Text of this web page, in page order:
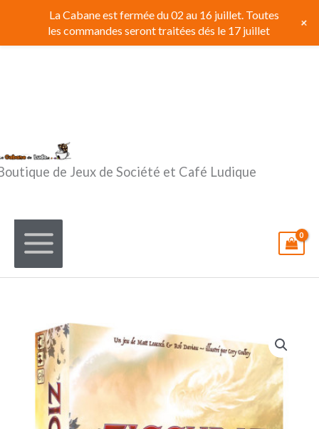
contenu
de Jeux de Société et Café Ludique
La Cabane est fermée du 02 au 16 juillet. Toutes
les commandes seront traitées dés le 17 juillet
+